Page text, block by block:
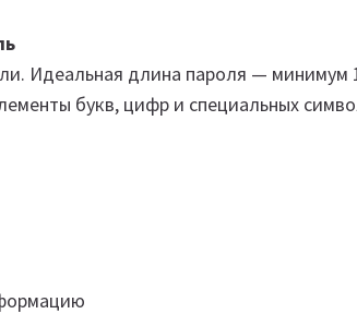
Идеальная длина пароля — минимум
букв, цифр и специальных